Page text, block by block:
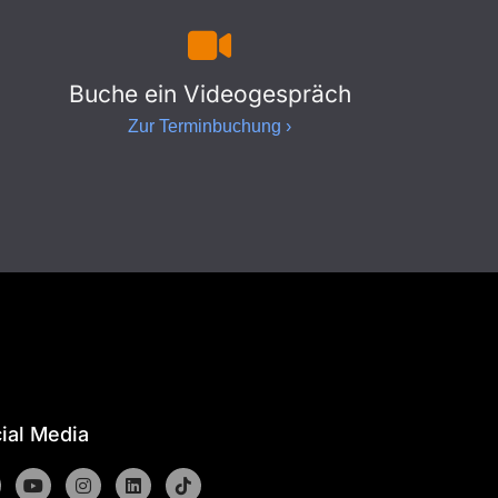
Buche ein Videogespräch
Zur Terminbuchung ›
Media